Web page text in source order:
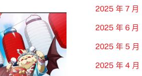
2025 年 7 月
2025 年 6 月
2025 年 5 月
2025 年 4 月